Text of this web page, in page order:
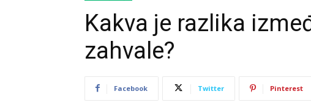
Kakva je razlika
zahvale?
Facebook Twitter Pinterest